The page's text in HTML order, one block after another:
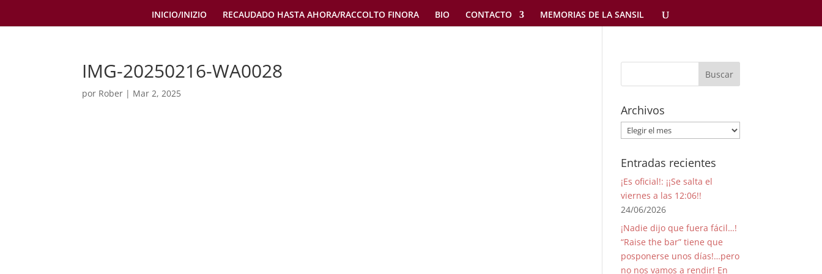
INICIO/INIZIO RECAUDADO HASTA AHORA/RACCOLTO FINORA BIO CONTACTO MEMORIAS DE LA SANSIL
IMG-20250216-WA0028
por Rober | Mar 2, 2025
Archivos
Archivos
Entradas recientes
¡Es oficial!: ¡¡Se salta el
viernes a las 12:06!!
24/06/2026
¡Nadie dijo que fuera fácil…!
“Raise the bar” tiene que
posponerse unos días!…pero
no nos vamos a rendir! En